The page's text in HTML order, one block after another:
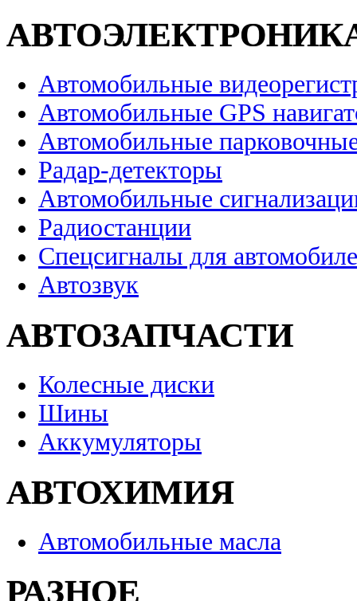
Автомобильные
Автомобильные GPS
Автомобильные
Радар-детекторы
Автомобильные
Радиостанции
Спецсигналы для
Автозвук
АВТОЗАПЧАСТИ
Колесные диски
Шины
Аккумуляторы
АВТОХИМИЯ
Автомобильные масла
РАЗНОЕ